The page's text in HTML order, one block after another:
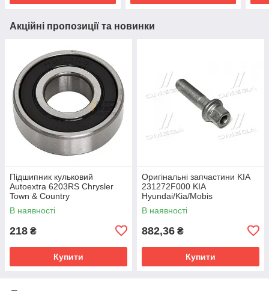
Акційні пропозиції та новинки
Підшипник кульковий
Autoextra 6203RS Chrysler
Town & Country
В наявності
218 ₴
Купити
Оригінальні запчастини KIA
231272F000 KIA
Hyundai/Kia/Mobis
231272F000 Hyundai IX35,
Santa Fe, Tucson; KIA
В наявності
882,36 ₴
Купити